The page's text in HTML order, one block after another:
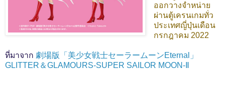
ออกวางจำหน่าย
ผ่านตู้เครนเกมทั่ว
ประเทศญี่ปุ่นเดือน
กรกฎาคม 2022
ที่มาจาก 劇場版「美少女戦士セーラームーンEternal」
GLITTER＆GLAMOURS-SUPER SAILOR MOON-Ⅱ